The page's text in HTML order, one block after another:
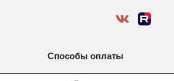
Способы оплаты